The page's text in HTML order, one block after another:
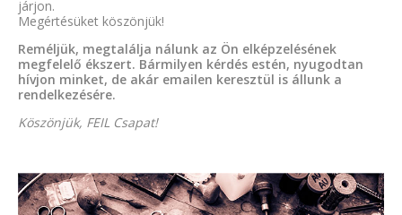
járjon.
Megértésüket köszönjük!
Reméljük, megtalálja nálunk az Ön elképzelésének
megfelelő ékszert. Bármilyen kérdés estén, nyugodtan
hívjon minket, de akár emailen keresztül is állunk a
rendelkezésére.
Köszönjük, FEIL Csapat!